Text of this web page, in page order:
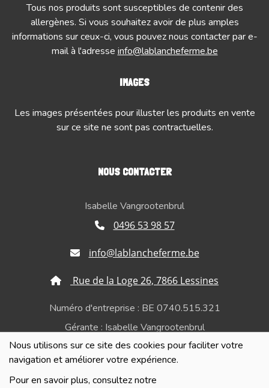
Nous utilisons sur ce site des cookies pour faciliter votre
navigation et améliorer votre expérience.
Pour en savoir plus, consultez notre
Tous nos produits sont susceptibles de contenir des
allergènes. Si vous souhaitez avoir de plus amples
informations sur ceux-ci, vous pouvez nous contacter par e-
mail à l'adresse info@lablancheferme.be
IMAGES
Les images présentées pour illuster les produits en vente
sur ce site ne sont pas contractuelles.
NOUS CONTACTER
Isabelle Vangrootenbrul
0496 53 98 57
info@lablancheferme.be
Rue de la Loge 26, 7866 Lessines
Numéro d'entreprise : BE 0740.515.321
Gérante : Isabelle Vangrootenbrul
Politique de confidentialité et de respect de la vie
privée